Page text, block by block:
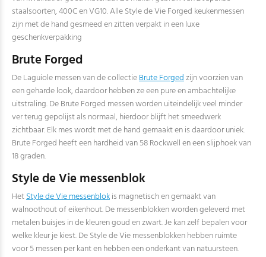
staalsoorten, 400C en VG10. Alle Style de Vie Forged keukenmessen
zijn met de hand gesmeed en zitten verpakt in een luxe
geschenkverpakking
Brute Forged
De Laguiole messen van de collectieBrute Forgedzijn voorzien van
een geharde look, daardoor hebben ze een pure en ambachtelijke
uitstraling. De Brute Forged messen worden uiteindelijk veel minder
ver terug gepolijst als normaal, hierdoor blijft het smeedwerk
zichtbaar. Elk mes wordt met de hand gemaakt en is daardoor uniek.
Brute Forged heeft een hardheid van 58 Rockwell en een slijphoek van
18 graden.
Style de Vie messenblok
HetStyle de Vie messenblokis magnetisch en gemaakt van
walnoothout of eikenhout. De messenblokken worden geleverd met
metalen buisjes in de kleuren goud en zwart. Je kan zelf bepalen voor
welke kleur je kiest. De Style de Vie messenblokken hebben ruimte
voor 5 messen per kant en hebben een onderkant van natuursteen.